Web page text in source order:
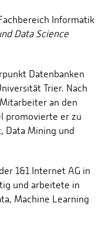
Informatik
Data Science
Datenbanken
Trier. Nach
an den
promovierte er zu
Data Mining und
1&1 Internet AG in
und arbeitete in
Machine Learning